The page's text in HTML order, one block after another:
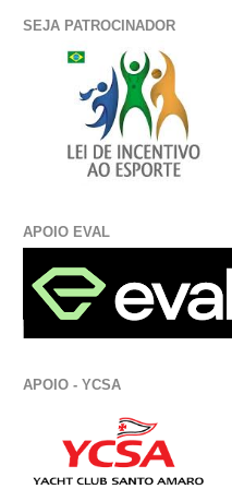
SEJA PATROCINADOR
APOIO EVAL
APOIO - YCSA